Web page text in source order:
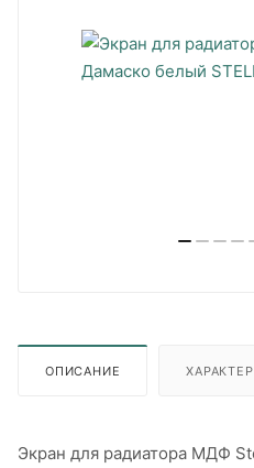
ОПИСАНИЕ
Экран для радиатора МДФ